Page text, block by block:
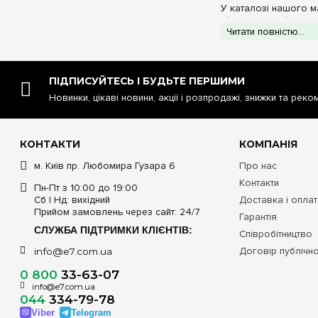
У каталозі нашого
від монтажників та
Castle C-
Castle AC605H:
години вашої
Castle AC602H
роботі, у
Технічні
Тип та серія
Механічні
Цифрові
Читати повністю...
ПІДПИСУЙТЕСЬ І БУДЬТЕ ПЕРШИМИ
Новинки, цікаві новини, акції і розпродажі, знижки та
КОНТАКТИ
м. Київ пр. Любомира Гузара 6
Пн-Пт з 10:00 до 19:00
Сб | Нд: вихідний
Прийом замовлень через сайт: 24/7
СЛУЖБА ПІДТРИМКИ КЛІЄНТІВ:
info@e7.com.ua
0 800 33-63-07
info@e7.com.ua
044334-79-78
Viber Telegram
КОМПАНІЯ
Про нас
Контакти
Доставка і
Гарантія
Співробітництво
Договір